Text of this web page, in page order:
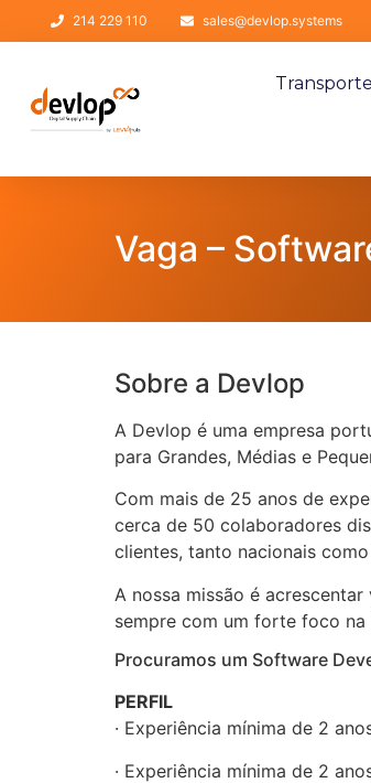
214 229 110 sales@devlop.systems
Vaga –
Sobre a Devlop
A Devlop é uma empresa
para Grandes, Médias e
Com mais de 25 anos de
cerca de 50 colaboradores
clientes, tanto nacionais
A nossa missão é
sempre com um forte foco
Procuramos um Software
PERFIL
· Experiência mínima de 2
· Experiência mínima de 2